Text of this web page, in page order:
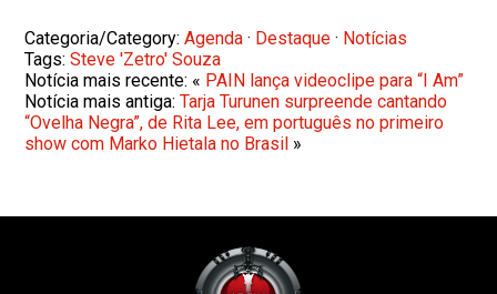
Categoria/Category:Agenda · Destaque · Notícias
Tags:Steve 'Zetro' Souza
Notícia mais recente: « PAIN lança videoclipe para “I Am”
Notícia mais antiga:Tarja Turunen surpreende cantando
“Ovelha Negra”, de Rita Lee, em português no primeiro
show com Marko Hietala no Brasil »